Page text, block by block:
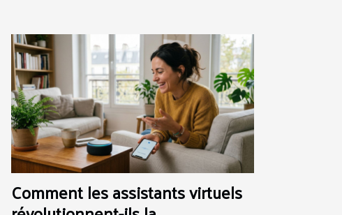
Comment les assistants virtuels